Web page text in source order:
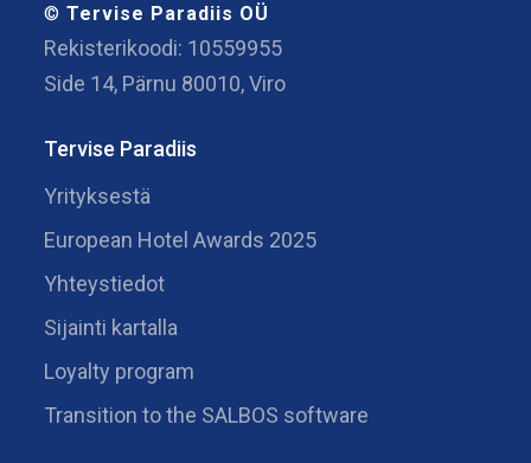
©Tervise Paradiis OÜ
Rekisterikoodi: 10559955
Side 14, Pärnu 80010, Viro
Tervise Paradiis
Yrityksestä
European Hotel Awards 2025
Yhteystiedot
Sijainti kartalla
Loyalty program
Transition to the SALBOS software